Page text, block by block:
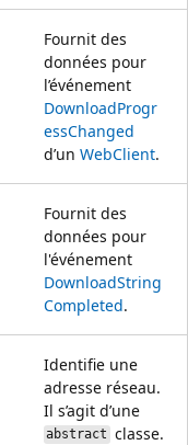
Fournit des
données pour
l’événement
DownloadProgr
essChanged
d’un WebClient.
Fournit des
données pour
l'événement
DownloadString
Completed.
Identifie une
adresse réseau.
Il s’agit d’une
abstract classe.